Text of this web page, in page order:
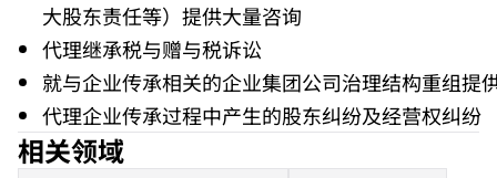
大股东责任等）提供大量咨询
代理继承税与赠与税诉讼
就与企业传承相关的企业集团公司治理结构重组提
代理企业传承过程中产生的股东纠纷及经营权纠纷
相关领域